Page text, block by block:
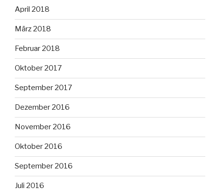
April 2018
März 2018
Februar 2018
Oktober 2017
September 2017
Dezember 2016
November 2016
Oktober 2016
September 2016
Juli 2016